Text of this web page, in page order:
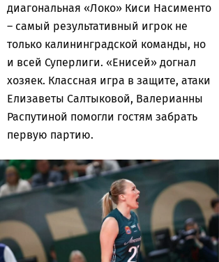
диагональная «Локо» Киси Насименто
– самый результативный игрок не
только калининградской команды, но
и всей Суперлиги. «Енисей» догнал
хозяек. Классная игра в защите, атаки
Елизаветы Салтыковой, Валерианны
Распутиной помогли гостям забрать
первую партию.